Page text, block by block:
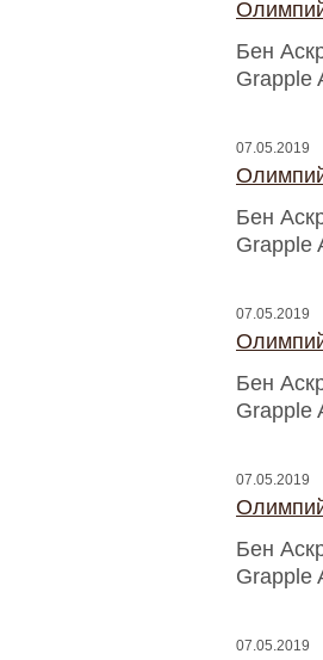
Бен
Grapple
07.05.2019
Бен
Grapple
07.05.2019
Бен
Grapple
07.05.2019
Бен
Grapple
07.05.2019